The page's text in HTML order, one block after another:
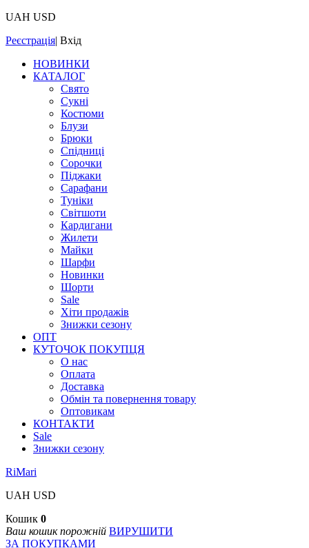
UAH USD
Реєстрація| Вхід
НОВИНКИ
КАТАЛОГ
Свято
Сукні
Костюми
Блузи
Брюки
Спідниці
Сорочки
Піджаки
Сарафани
Туніки
Світшоти
Кардигани
Жилети
Майки
Шарфи
Новинки
Шорти
Sale
Хіти продажів
Знижки сезону
ОПТ
КУТОЧОК ПОКУПЦЯ
О нас
Оплата
Доставка
Обмін та повернення товару
Оптовикам
КОНТАКТИ
Sale
Знижки сезону
RiMari
UAH USD
Кошик 0
Ваш кошик порожній ВИРУШИТИ
ЗА ПОКУПКАМИ